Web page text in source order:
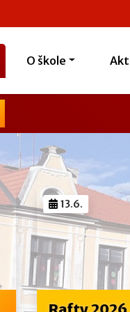
O škole
13.6.